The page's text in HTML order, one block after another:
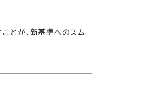
とが、新基準へのスム